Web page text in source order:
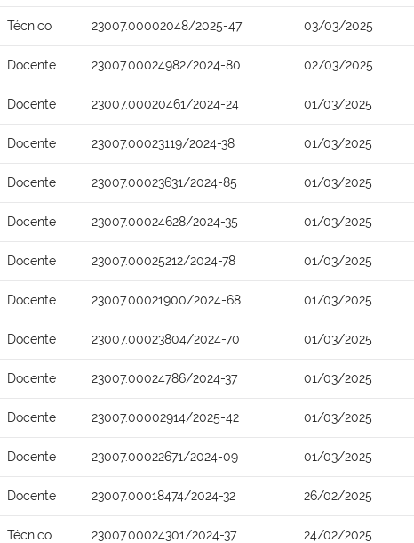
Técnico 23007.00002048/2025-47 03/03/2025
Docente 23007.00024982/2024-80 02/03/2025
Docente 23007.00020461/2024-24 01/03/2025
Docente 23007.00023119/2024-38 01/03/2025
Docente 23007.00023631/2024-85 01/03/2025
Docente 23007.00024628/2024-35 01/03/2025
Docente 23007.00025212/2024-78 01/03/2025
Docente 23007.00021900/2024-68 01/03/2025
Docente 23007.00023804/2024-70 01/03/2025
Docente 23007.00024786/2024-37 01/03/2025
Docente 23007.00002914/2025-42 01/03/2025
Docente 23007.00022671/2024-09 01/03/2025
Docente 23007.00018474/2024-32 26/02/2025
Técnico 23007.00024301/2024-37 24/02/2025